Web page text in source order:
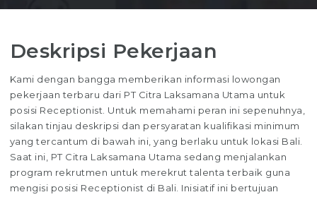
Deskripsi Pekerjaan
Kami dengan bangga memberikan informasi lowongan
pekerjaan terbaru dari PT Citra Laksamana Utama untuk
posisi Receptionist. Untuk memahami peran ini sepenuhnya,
silakan tinjau deskripsi dan persyaratan kualifikasi minimum
yang tercantum di bawah ini, yang berlaku untuk lokasi Bali.
Saat ini, PT Citra Laksamana Utama sedang menjalankan
program rekrutmen untuk merekrut talenta terbaik guna
mengisi posisi Receptionist di Bali. Inisiatif ini bertujuan